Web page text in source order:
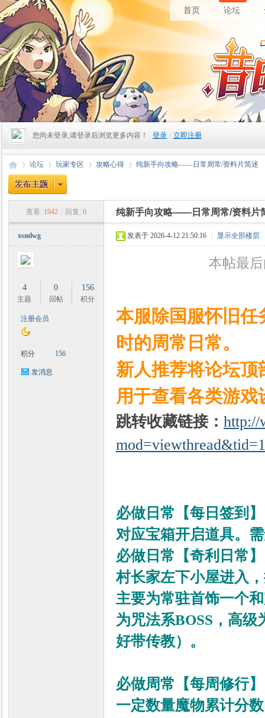
首页 论坛
您尚未登录,请登录后浏览更多内容！ 登录 立即注册
论坛
›
玩家专区
›
攻略心得
›
纯新手向攻略——日常周常/资料片简述
查看: 1942 回复: 0 纯新手向攻略——日常周常/资料片
xsmlwg
4
主题
0
回帖
156
积分
注册会员
积分 156
发消息
发表于 2026-4-12 21:50:16 显示全部楼层
本帖最
本服除国服怀旧任
时的周常日常。
新人推荐将论坛
用于查看各类游戏
跳转收藏链接： http://
必做日常【每日签到
对应宝箱开启道具。
必做日常 【奇利日常
村长家左下小屋进入
主要为常驻首饰一个
为咒法系BOSS，高
好带传教）。
必做周常 【每周修行
一定数量魔物累计分